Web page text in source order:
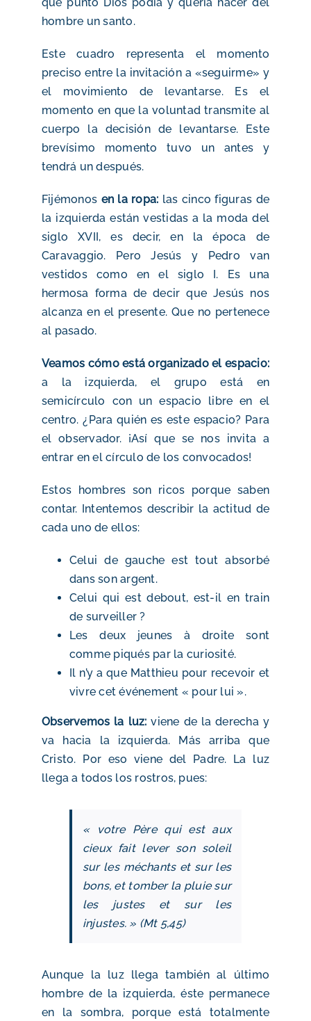
hombre un santo.
Este cuadro representa el momento
preciso entre la invitación a «seguirme» y
el movimiento de levantarse. Es el
momento en que la voluntad transmite al
cuerpo la decisión de levantarse. Este
brevísimo momento tuvo un antes y
tendrá un después.
Fijémonos en la ropa: las cinco figuras de
la izquierda están vestidas a la moda del
siglo XVII, es decir, en la época de
Caravaggio. Pero Jesús y Pedro van
vestidos como en el siglo I. Es una
hermosa forma de decir que Jesús nos
alcanza en el presente. Que no pertenece
al pasado.
Veamos cómo está organizado el espacio:
a la izquierda, el grupo está en
semicírculo con un espacio libre en el
centro. ¿Para quién es este espacio? Para
el observador. ¡Así que se nos invita a
entrar en el círculo de los convocados!
Estos hombres son ricos porque saben
contar. Intentemos describir la actitud de
cada uno de ellos:
Celui de gauche est tout absorbé
dans son argent.
Celui qui est debout, est-il en train
de surveiller ?
Les deux jeunes à droite sont
comme piqués par la curiosité.
Il n’y a que Matthieu pour recevoir et
vivre cet événement « pour lui ».
Observemos la luz: viene de la derecha y
va hacia la izquierda. Más arriba que
Cristo. Por eso viene del Padre. La luz
llega a todos los rostros, pues:
« votre Père qui est aux
cieux fait lever son soleil
sur les méchants et sur les
bons, et tomber la pluie sur
les justes et sur les
injustes. » (Mt 5,45)
Aunque la luz llega también al último
hombre de la izquierda, éste permanece
en la sombra, porque está totalmente